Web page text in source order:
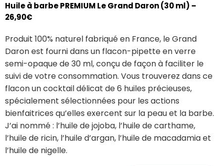
Huile à barbe PREMIUM Le Grand Daron (30 ml) –
26,90€
Produit 100% naturel fabriqué en France, le Grand
Daron est fourni dans un flacon-pipette en verre
semi-opaque de 30 ml, conçu de façon à faciliter le
suivi de votre consommation. Vous trouverez dans ce
flacon un cocktail délicat de 6 huiles précieuses,
spécialement sélectionnées pour les actions
bienfaitrices qu’elles exercent sur la peau et la barbe.
J’ai nommé : l’huile de jojoba, l’huile de carthame,
l’huile de ricin, l’huile d’argan, l’huile de macadamia et
l’huile de nigelle.